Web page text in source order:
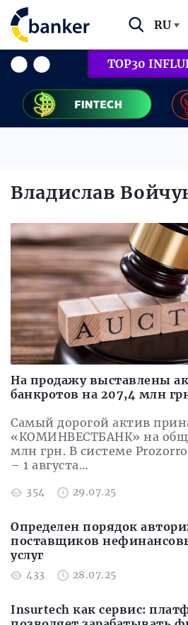
RU
TOP30
Владислав
На продажу выставлены
банкротов на 207,4 млн
Самый дорогой актив
«КОМИНВЕСТБАНК» на
млн грн. В системе
– 1 августа…
354 29.07.25
Определен порядок
поставщиков
услуг
433 28.07.25
Insurtech как сервис: